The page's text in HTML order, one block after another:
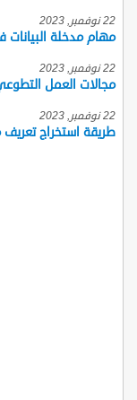
22 نوفمبر, 2023
مهام مدخلة البيانات
22 نوفمبر, 2023
مجالات العمل
22 نوفمبر, 2023
طريقة استخراج